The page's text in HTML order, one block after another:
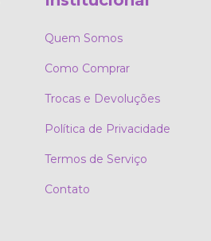
Quem Somos
Como Comprar
Trocas e Devoluções
Política de Privacidade
Termos de Serviço
Contato